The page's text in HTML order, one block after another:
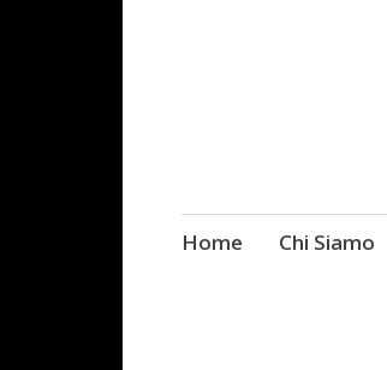
Skip
Home Chi Siamo